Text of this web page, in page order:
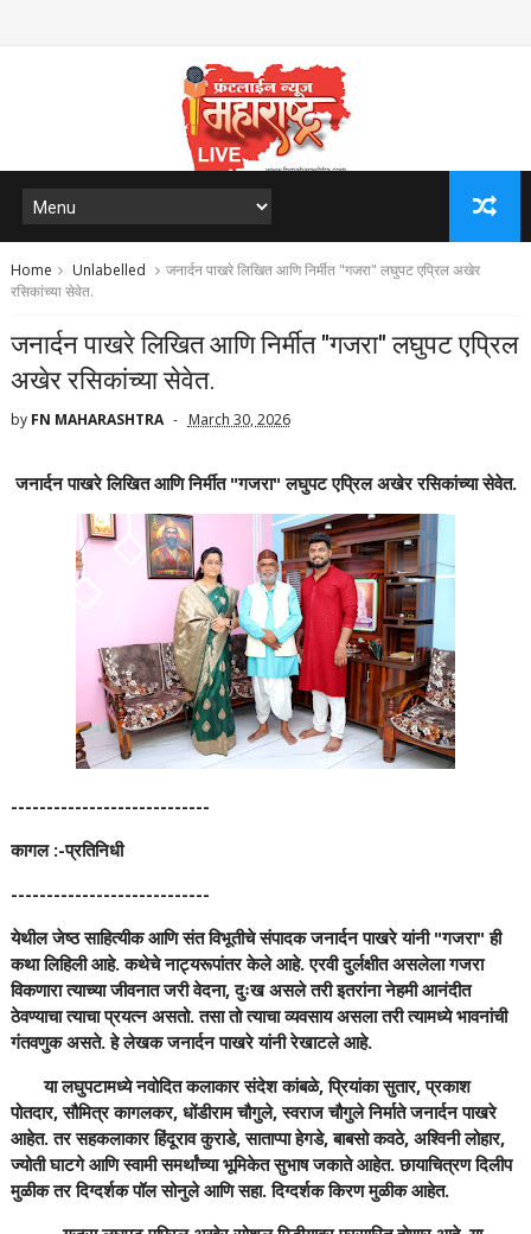
Home Unlabelled
जनार्दन पाखरे लिखित आणि निर्मीत "गजरा" लघुपट एप्रिल अखेर
रसिकांच्या सेवेत.
जनार्दन पाखरे लिखित आणि निर्मीत "गजरा" लघुपट एप्रिल
अखेर रसिकांच्या सेवेत.
by FN MAHARASHTRA March 30, 2026
जनार्दन पाखरे लिखित आणि निर्मीत "गजरा" लघुपट एप्रिल अखेर रसिकांच्या सेवेत.
----------------------------
कागल :-प्रतिनिधी
----------------------------
येथील जेष्ठ साहित्यीक आणि संत विभूतीचे संपादक जनार्दन पाखरे यांनी "गजरा" ही
कथा लिहिली आहे. कथेचे नाट्यरूपांतर केले आहे. एरवी दुर्लक्षीत असलेला गजरा
विकणारा त्याच्या जीवनात जरी वेदना, दुःख असले तरी इतरांना नेहमी आनंदीत
ठेवण्याचा त्याचा प्रयत्न असतो. तसा तो त्याचा व्यवसाय असला तरी त्यामध्ये भावनांची
गंतवणुक असते. हे लेखक जनार्दन पाखरे यांनी रेखाटले आहे.
या लघुपटामध्ये नवोदित कलाकार संदेश कांबळे, प्रियांका सुतार, प्रकाश
पोतदार, सौमित्र कागलकर, धोंडीराम चौगुले, स्वराज चौगुले निर्माते जनार्दन पाखरे
आहेत. तर सहकलाकार हिंदूराव कुराडे, साताप्पा हेगडे, बाबसो कवठे, अश्विनी लोहार,
ज्योती घाटगे आणि स्वामी समर्थांच्या भूमिकेत सुभाष जकाते आहेत. छायाचित्रण दिलीप
मुळीक तर दिग्दर्शक पॉल सोनुले आणि सहा. दिग्दर्शक किरण मुळीक आहेत.